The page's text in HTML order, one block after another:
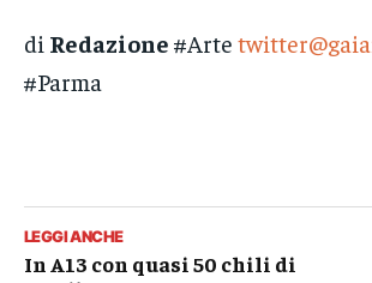
di Redazione #Arte
#Parma
LEGGI ANCHE
In A13 con quasi 50 chili di